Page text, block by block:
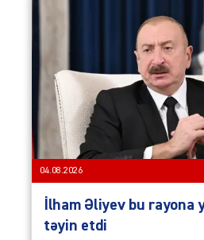
04.08.2026
İlham Əliyev bu rayona
təyin etdi